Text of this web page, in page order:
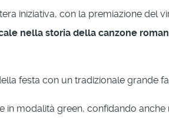
iniziativa, con la premiazione del
nella storia della canzone
festa con un tradizionale grande
in modalità green, confidando